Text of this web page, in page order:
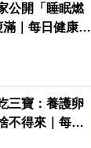
公開「睡眠燃
｜每日健康 H
三寶：養護卵
不得來｜每日